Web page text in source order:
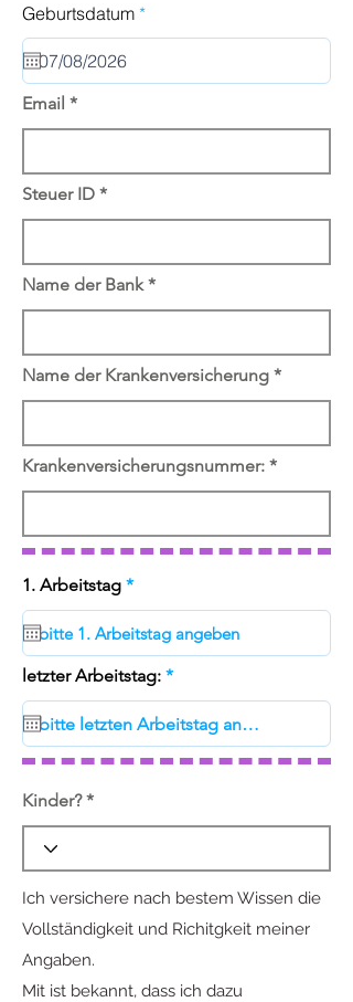
Geburtsdatum *r
i
d
Email
Steuer ID
Name der Bank
Name der Krankenversicherung
Krankenversicherungsnummer:
1. Arbeitstag *r
u
i
r
d
letzter Arbeitstag: *r
u
i
r
Kinder?
Ich versichere nach bestem Wissen die
Vollständigkeit und Richitgkeit meiner
Angaben.
Mit ist bekannt, dass ich dazu